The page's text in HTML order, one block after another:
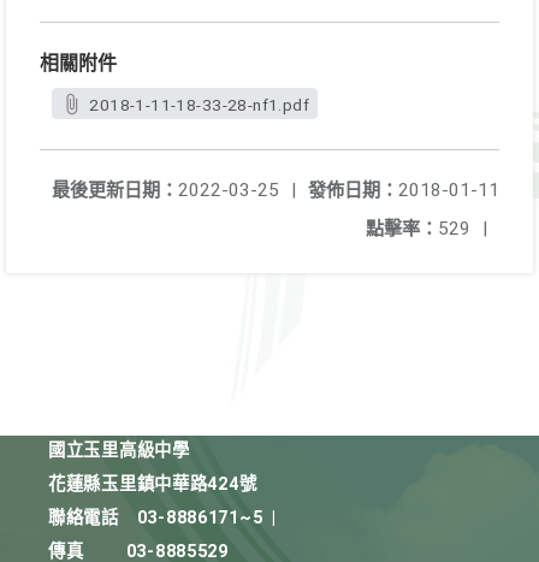
相關附件
2018-1-11-18-33-28-nf1.pdf
發佈日期： 2018-01-11
最後更新日期： 2022-03-25
|
點擊率： 529 |
國立玉里高級中學
花蓮縣玉里鎮中華路424號
聯絡電話
03-8886171~5
傳真
03-8885529